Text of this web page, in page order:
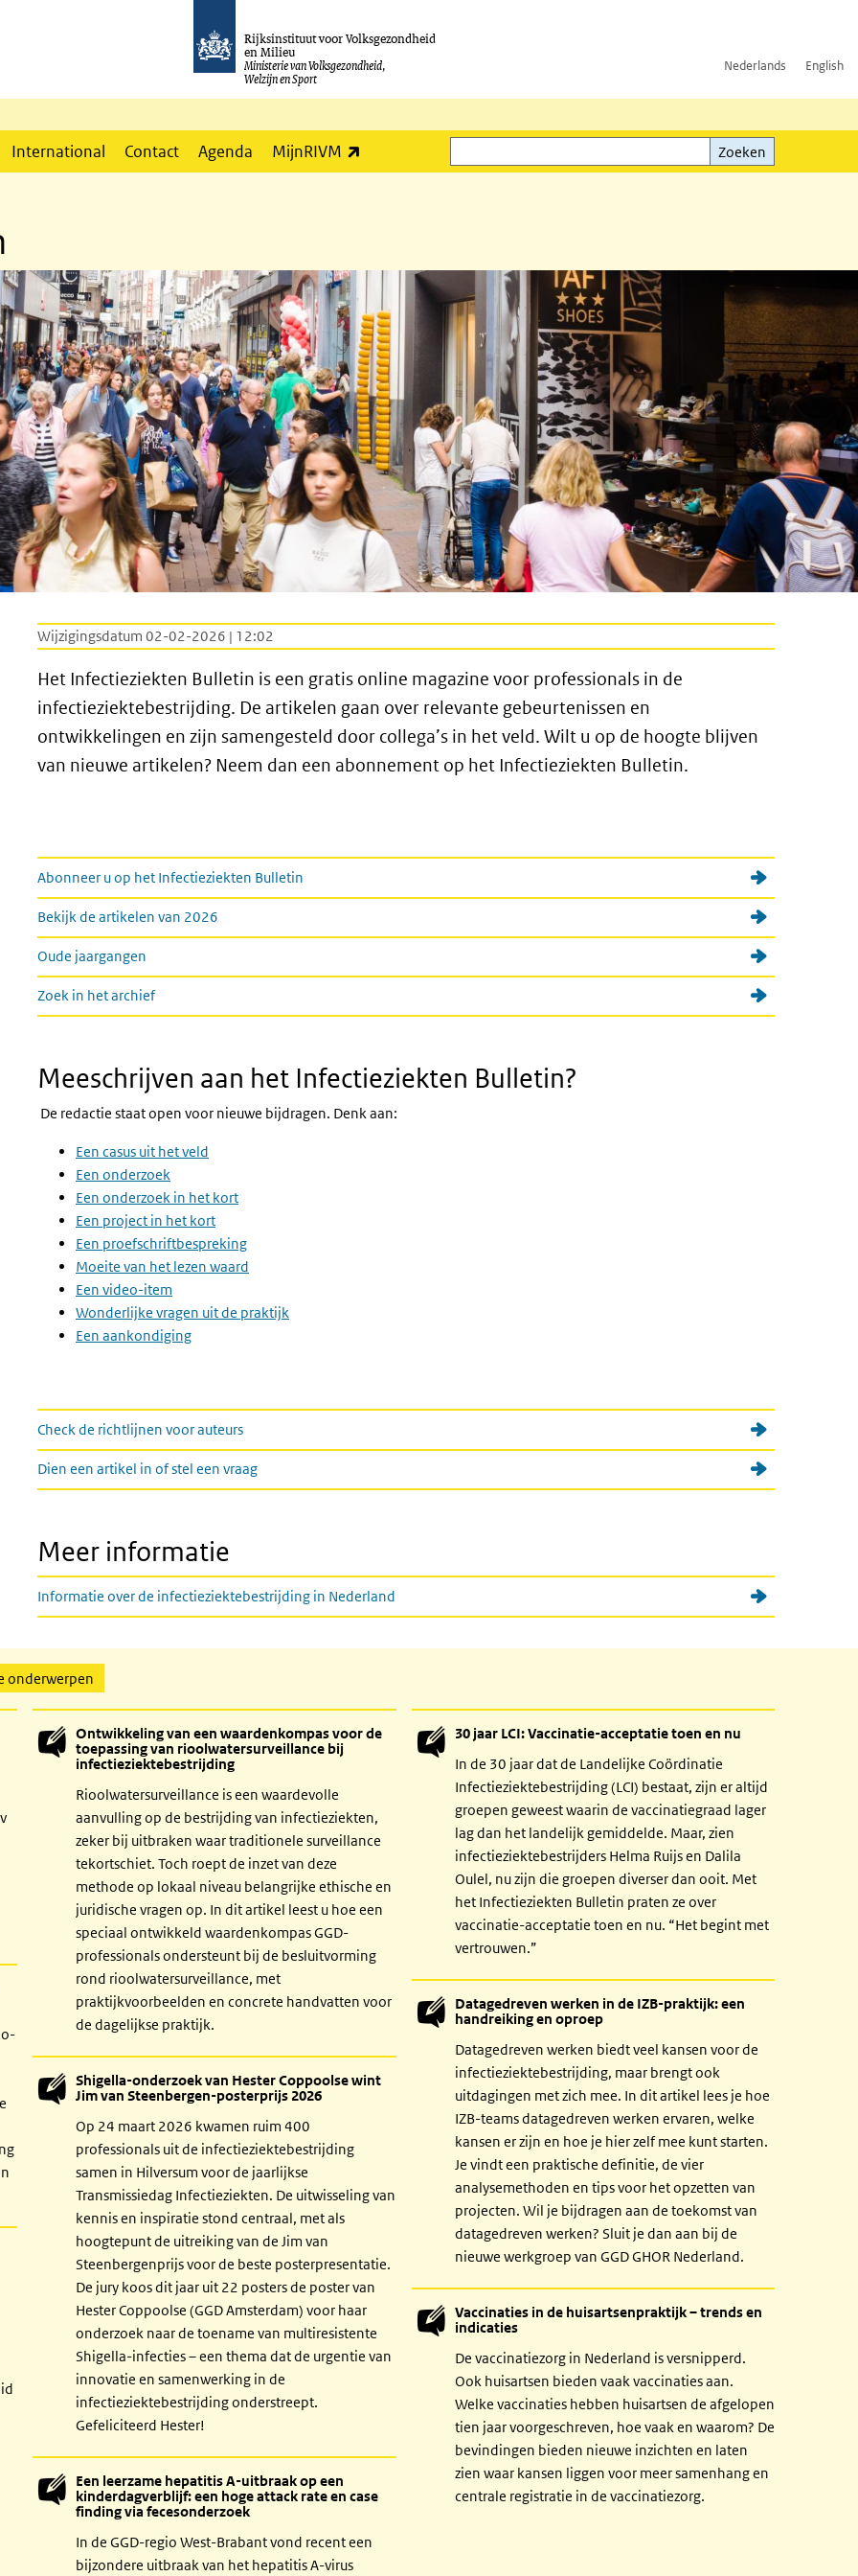
Rijksinstituut voor Volksgezondheid
en Milieu
Ministerie van Volksgezondheid,
Welzijn en Sport
Nederlands English
International Contact Agenda MijnRIVM
Zoeken
Zoeken
Wijzigingsdatum 02-02-2026 | 12:02
Het Infectieziekten Bulletin is een gratis online magazine voor professionals in de
infectieziektebestrijding. De artikelen gaan over relevante gebeurtenissen en
ontwikkelingen en zijn samengesteld door collega’s in het veld. Wilt u op de hoogte blijven
van nieuwe artikelen? Neem dan een abonnement op het Infectieziekten Bulletin.
Links
Abonneer u op het Infectieziekten Bulletin
Bekijk de artikelen van 2026
Oude jaargangen
Zoek in het archief
Meeschrijven aan het Infectieziekten Bulletin?
De redactie staat open voor nieuwe bijdragen. Denk aan:
Een casus uit het veld
Een onderzoek
Een onderzoek in het kort
Een project in het kort
Een proefschriftbespreking
Moeite van het lezen waard
Een video-item
Wonderlijke vragen uit de praktijk
Een aankondiging
links
Check de richtlijnen voor auteurs
Dien een artikel in of stel een vraag
Meer informatie
Informatie over de infectieziektebestrijding in Nederland
onderwerpen
Ontwikkeling van een waardenkompas voor de
toepassing van rioolwatersurveillance bij
infectieziektebestrijding
Rioolwatersurveillance is een waardevolle
aanvulling op de bestrijding van infectieziekten,
zeker bij uitbraken waar traditionele surveillance
tekortschiet. Toch roept de inzet van deze
methode op lokaal niveau belangrijke ethische en
juridische vragen op. In dit artikel leest u hoe een
speciaal ontwikkeld waardenkompas GGD-
professionals ondersteunt bij de besluitvorming
rond rioolwatersurveillance, met
praktijkvoorbeelden en concrete handvatten voor
de dagelijkse praktijk.
Shigella-onderzoek van Hester Coppoolse wint
Jim van Steenbergen-posterprijs 2026
Op 24 maart 2026 kwamen ruim 400
professionals uit de infectieziektebestrijding
samen in Hilversum voor de jaarlijkse
Transmissiedag Infectieziekten. De uitwisseling van
kennis en inspiratie stond centraal, met als
hoogtepunt de uitreiking van de Jim van
Steenbergenprijs voor de beste posterpresentatie.
De jury koos dit jaar uit 22 posters de poster van
Hester Coppoolse (GGD Amsterdam) voor haar
onderzoek naar de toename van multiresistente
Shigella-infecties – een thema dat de urgentie van
innovatie en samenwerking in de
infectieziektebestrijding onderstreept.
Gefeliciteerd Hester!
Een leerzame hepatitis A-uitbraak op een
kinderdagverblijf: een hoge attack rate en case
finding via fecesonderzoek
In de GGD-regio West-Brabant vond recent een
bijzondere uitbraak van het hepatitis A-virus
30 jaar LCI: Vaccinatie-acceptatie toen en nu
In de 30 jaar dat de Landelijke Coördinatie
Infectieziektebestrijding (LCI) bestaat, zijn er altijd
groepen geweest waarin de vaccinatiegraad lager
lag dan het landelijk gemiddelde. Maar, zien
infectieziektebestrijders Helma Ruijs en Dalila
Oulel, nu zijn die groepen diverser dan ooit. Met
het Infectieziekten Bulletin praten ze over
vaccinatie-acceptatie toen en nu. “Het begint met
vertrouwen.”
Datagedreven werken in de IZB-praktijk: een
handreiking en oproep
Datagedreven werken biedt veel kansen voor de
infectieziektebestrijding, maar brengt ook
uitdagingen met zich mee. In dit artikel lees je hoe
IZB-teams datagedreven werken ervaren, welke
kansen er zijn en hoe je hier zelf mee kunt starten.
Je vindt een praktische definitie, de vier
analysemethoden en tips voor het opzetten van
projecten. Wil je bijdragen aan de toekomst van
datagedreven werken? Sluit je dan aan bij de
nieuwe werkgroep van GGD GHOR Nederland.
Vaccinaties in de huisartsenpraktijk – trends en
indicaties
De vaccinatiezorg in Nederland is versnipperd.
Ook huisartsen bieden vaak vaccinaties aan.
Welke vaccinaties hebben huisartsen de afgelopen
tien jaar voorgeschreven, hoe vaak en waarom? De
bevindingen bieden nieuwe inzichten en laten
zien waar kansen liggen voor meer samenhang en
centrale registratie in de vaccinatiezorg.